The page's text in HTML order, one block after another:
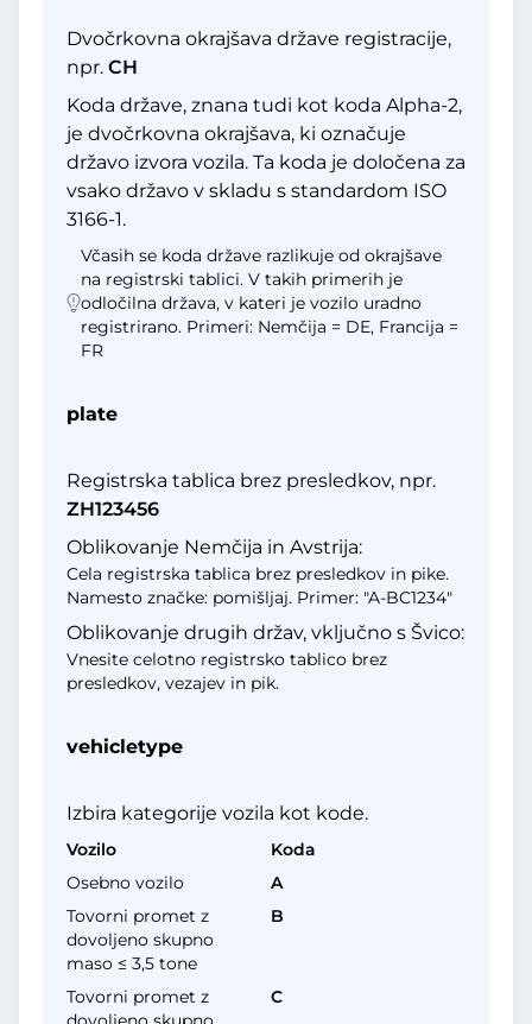
Dvočrkovna okrajšava države registracije,
npr. CH
Koda države, znana tudi kot koda Alpha-2,
je dvočrkovna okrajšava, ki označuje
državo izvora vozila. Ta koda je določena za
vsako državo v skladu s standardom ISO
3166-1.
Včasih se koda države razlikuje od okrajšave
na registrski tablici. V takih primerih je
odločilna država, v kateri je vozilo uradno
registrirano. Primeri: Nemčija = DE, Francija =
FR
plate
Registrska tablica brez presledkov, npr.
ZH123456
Oblikovanje Nemčija in Avstrija:
Cela registrska tablica brez presledkov in pike.
Namesto značke: pomišljaj. Primer: "A-BC1234"
Oblikovanje drugih držav, vključno s Švico:
Vnesite celotno registrsko tablico brez
presledkov, vezajev in pik.
vehicletype
Izbira kategorije vozila kot kode.
Vozilo
Koda
Osebno vozilo
A
Tovorni promet z
dovoljeno skupno
maso ≤ 3,5 tone
B
Tovorni promet z
C